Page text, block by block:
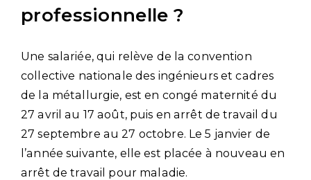
professionnelle ?
Une salariée, qui relève de la convention
collective nationale des ingénieurs et cadres
de la métallurgie, est en congé maternité du
27 avril au 17 août, puis en arrêt de travail du
27 septembre au 27 octobre. Le 5 janvier de
l’année suivante, elle est placée à nouveau en
arrêt de travail pour maladie.